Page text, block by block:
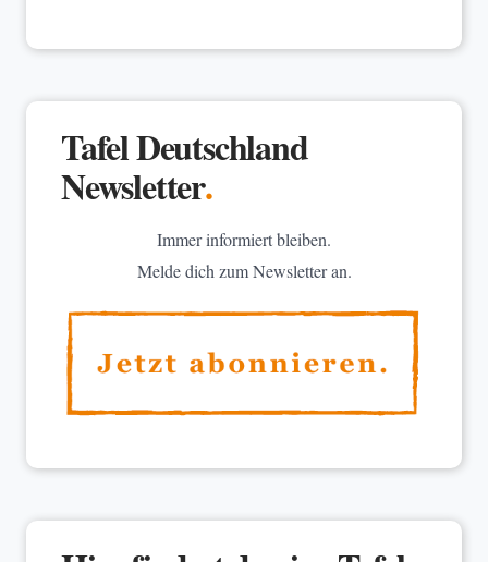
Tafel Deutschland
Newsletter.
Immer informiert bleiben.
Melde dich zum Newsletter an.